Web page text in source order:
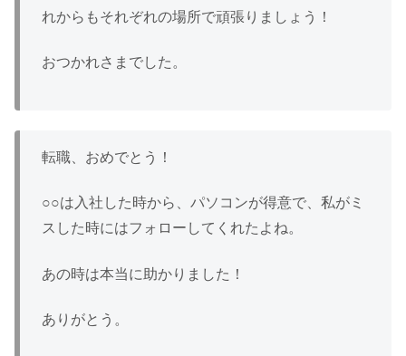
れからもそれぞれの場所で頑張りましょう！
おつかれさまでした。
転職、おめでとう！
○○は入社した時から、パソコンが得意で、私がミ
スした時にはフォローしてくれたよね。
あの時は本当に助かりました！
ありがとう。